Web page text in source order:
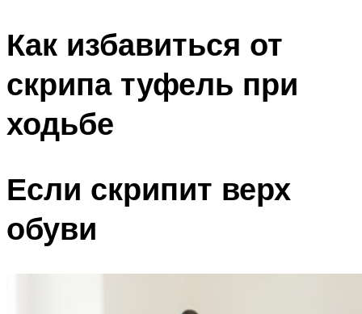
Как избавиться от
скрипа туфель при
ходьбе
Если скрипит верх
обуви